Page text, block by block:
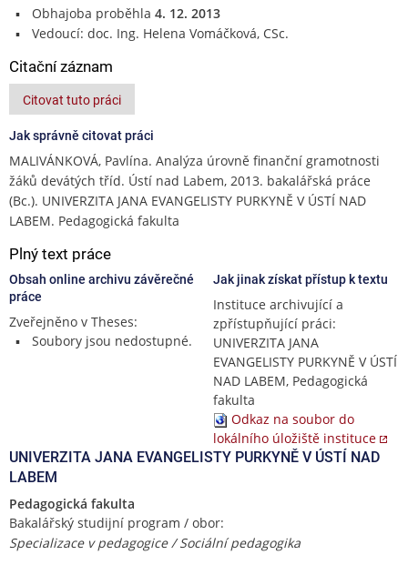
Obhajoba proběhla 4. 12. 2013
Vedoucí: doc. Ing. Helena Vomáčková, CSc.
Citační záznam
Citovat tuto práci
Jak správně citovat práci
MALIVÁNKOVÁ, Pavlína. Analýza úrovně finanční gramotnosti
žáků devátých tříd. Ústí nad Labem, 2013. bakalářská práce
(Bc.). UNIVERZITA JANA EVANGELISTY PURKYNĚ V ÚSTÍ NAD
LABEM. Pedagogická fakulta
Plný text práce
Obsah online archivu závěrečné
práce
Zveřejněno v Theses:
Soubory jsou nedostupné.
Jak jinak získat přístup k textu
Instituce archivující a
zpřístupňující práci:
UNIVERZITA JANA
EVANGELISTY PURKYNĚ V ÚSTÍ
NAD LABEM, Pedagogická
fakulta
Odkaz na soubor do
lokálního úložiště instituce
UNIVERZITA JANA EVANGELISTY PURKYNĚ V ÚSTÍ NAD
LABEM
Pedagogická fakulta
Bakalářský studijní program / obor:
Specializace v pedagogice / Sociální pedagogika